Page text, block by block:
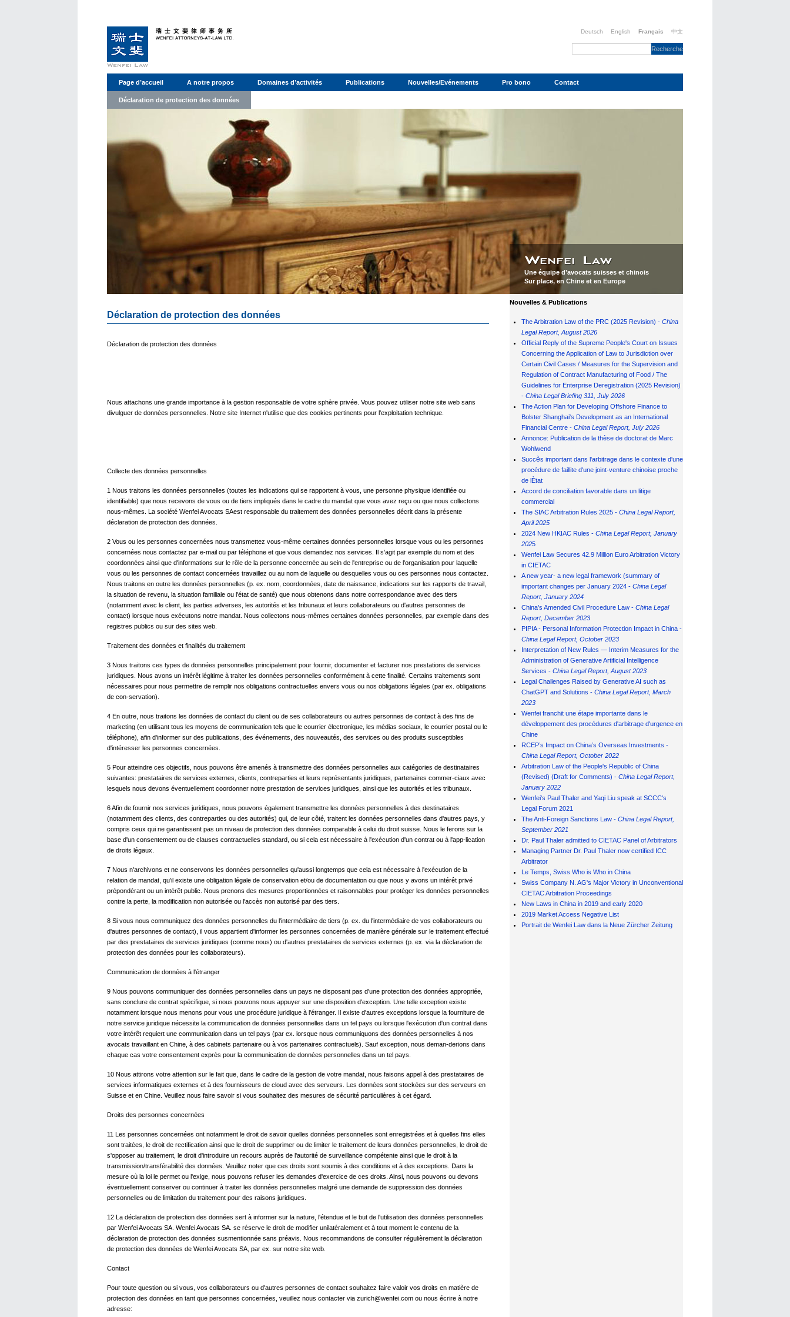
Deutsch English Français 中文
Page d’accueil A notre propos Domaines d’activités Publications Nouvelles/Evénements Pro bono Contact
Déclaration de protection des données
Une équipe d’avocats suisses et chinois
Sur place, en Chine et en Europe
Déclaration de protection des données
Déclaration de protection des données
Nous attachons une grande importance à la gestion responsable de votre sphère privée. Vous pouvez utiliser notre site web sans
divulguer de données personnelles. Notre site Internet n'utilise que des cookies pertinents pour l'exploitation technique.
Collecte des données personnelles
1 Nous traitons les données personnelles (toutes les indications qui se rapportent à vous, une personne physique identifiée ou
identifiable) que nous recevons de vous ou de tiers impliqués dans le cadre du mandat que vous avez reçu ou que nous collectons
nous-mêmes. La société Wenfei Avocats SAest responsable du traitement des données personnelles décrit dans la présente
déclaration de protection des données.
2 Vous ou les personnes concernées nous transmettez vous-même certaines données personnelles lorsque vous ou les personnes
concernées nous contactez par e-mail ou par téléphone et que vous demandez nos services. Il s'agit par exemple du nom et des
coordonnées ainsi que d'informations sur le rôle de la personne concernée au sein de l'entreprise ou de l'organisation pour laquelle
vous ou les personnes de contact concernées travaillez ou au nom de laquelle ou desquelles vous ou ces personnes nous contactez.
Nous traitons en outre les données personnelles (p. ex. nom, coordonnées, date de naissance, indications sur les rapports de travail,
la situation de revenu, la situation familiale ou l'état de santé) que nous obtenons dans notre correspondance avec des tiers
(notamment avec le client, les parties adverses, les autorités et les tribunaux et leurs collaborateurs ou d'autres personnes de
contact) lorsque nous exécutons notre mandat. Nous collectons nous-mêmes certaines données personnelles, par exemple dans des
registres publics ou sur des sites web.
Traitement des données et finalités du traitement
3 Nous traitons ces types de données personnelles principalement pour fournir, documenter et facturer nos prestations de services
juridiques. Nous avons un intérêt légitime à traiter les données personnelles conformément à cette finalité. Certains traitements sont
nécessaires pour nous permettre de remplir nos obligations contractuelles envers vous ou nos obligations légales (par ex. obligations
de con-servation).
4 En outre, nous traitons les données de contact du client ou de ses collaborateurs ou autres personnes de contact à des fins de
marketing (en utilisant tous les moyens de communication tels que le courrier électronique, les médias sociaux, le courrier postal ou le
téléphone), afin d'informer sur des publications, des événements, des nouveautés, des services ou des produits susceptibles
d'intéresser les personnes concernées.
5 Pour atteindre ces objectifs, nous pouvons être amenés à transmettre des données personnelles aux catégories de destinataires
suivantes: prestataires de services externes, clients, contreparties et leurs représentants juridiques, partenaires commer-ciaux avec
lesquels nous devons éventuellement coordonner notre prestation de services juridiques, ainsi que les autorités et les tribunaux.
6 Afin de fournir nos services juridiques, nous pouvons également transmettre les données personnelles à des destinataires
(notamment des clients, des contreparties ou des autorités) qui, de leur côté, traitent les données personnelles dans d'autres pays, y
compris ceux qui ne garantissent pas un niveau de protection des données comparable à celui du droit suisse. Nous le ferons sur la
base d'un consentement ou de clauses contractuelles standard, ou si cela est nécessaire à l'exécution d'un contrat ou à l'app-lication
de droits légaux.
7 Nous n'archivons et ne conservons les données personnelles qu'aussi longtemps que cela est nécessaire à l'exécution de la
relation de mandat, qu'il existe une obligation légale de conservation et/ou de documentation ou que nous y avons un intérêt privé
prépondérant ou un intérêt public. Nous prenons des mesures proportionnées et raisonnables pour protéger les données personnelles
contre la perte, la modification non autorisée ou l'accès non autorisé par des tiers.
8 Si vous nous communiquez des données personnelles du l'intermédiaire de tiers (p. ex. du l'intermédiaire de vos collaborateurs ou
d'autres personnes de contact), il vous appartient d'informer les personnes concernées de manière générale sur le traitement effectué
par des prestataires de services juridiques (comme nous) ou d'autres prestataires de services externes (p. ex. via la déclaration de
protection des données pour les collaborateurs).
Communication de données à l'étranger
9 Nous pouvons communiquer des données personnelles dans un pays ne disposant pas d'une protection des données appropriée,
sans conclure de contrat spécifique, si nous pouvons nous appuyer sur une disposition d'exception. Une telle exception existe
notamment lorsque nous menons pour vous une procédure juridique à l'étranger. Il existe d'autres exceptions lorsque la fourniture de
notre service juridique nécessite la communication de données personnelles dans un tel pays ou lorsque l'exécution d'un contrat dans
votre intérêt requiert une communication dans un tel pays (par ex. lorsque nous communiquons des données personnelles à nos
avocats travaillant en Chine, à des cabinets partenaire ou à vos partenaires contractuels). Sauf exception, nous deman-derions dans
chaque cas votre consentement exprès pour la communication de données personnelles dans un tel pays.
10 Nous attirons votre attention sur le fait que, dans le cadre de la gestion de votre mandat, nous faisons appel à des prestataires de
services informatiques externes et à des fournisseurs de cloud avec des serveurs. Les données sont stockées sur des serveurs en
Suisse et en Chine. Veuillez nous faire savoir si vous souhaitez des mesures de sécurité particulières à cet égard.
Droits des personnes concernées
11 Les personnes concernées ont notamment le droit de savoir quelles données personnelles sont enregistrées et à quelles fins elles
sont traitées, le droit de rectification ainsi que le droit de supprimer ou de limiter le traitement de leurs données personnelles, le droit de
s'opposer au traitement, le droit d'introduire un recours auprès de l'autorité de surveillance compétente ainsi que le droit à la
transmission/transférabilité des données. Veuillez noter que ces droits sont soumis à des conditions et à des exceptions. Dans la
mesure où la loi le permet ou l'exige, nous pouvons refuser les demandes d'exercice de ces droits. Ainsi, nous pouvons ou devons
éventuellement conserver ou continuer à traiter les données personnelles malgré une demande de suppression des données
personnelles ou de limitation du traitement pour des raisons juridiques.
12 La déclaration de protection des données sert à informer sur la nature, l'étendue et le but de l'utilisation des données personnelles
par Wenfei Avocats SA. Wenfei Avocats SA. se réserve le droit de modifier unilatéralement et à tout moment le contenu de la
déclaration de protection des données susmentionnée sans préavis. Nous recommandons de consulter régulièrement la déclaration
de protection des données de Wenfei Avocats SA, par ex. sur notre site web.
Contact
Pour toute question ou si vous, vos collaborateurs ou d'autres personnes de contact souhaitez faire valoir vos droits en matière de
protection des données en tant que personnes concernées, veuillez nous contacter via zurich@wenfei.com ou nous écrire à notre
adresse:
Nouvelles & Publications
The Arbitration Law of the PRC (2025 Revision) - China
Legal Report, August 2026
Official Reply of the Supreme People's Court on Issues
Concerning the Application of Law to Jurisdiction over
Certain Civil Cases / Measures for the Supervision and
Regulation of Contract Manufacturing of Food / The
Guidelines for Enterprise Deregistration (2025 Revision)
- China Legal Briefing 311, July 2026
The Action Plan for Developing Offshore Finance to
Bolster Shanghai's Development as an International
Financial Centre - China Legal Report, July 2026
Annonce: Publication de la thèse de doctorat de Marc
Wohlwend
Succès important dans l'arbitrage dans le contexte d'une
procédure de faillite d'une joint-venture chinoise proche
de lÈtat
Accord de conciliation favorable dans un litige
commercial
The SIAC Arbitration Rules 2025 - China Legal Report,
April 2025
2024 New HKIAC Rules - China Legal Report, January
2025
Wenfei Law Secures 42.9 Million Euro Arbitration Victory
in CIETAC
A new year- a new legal framework (summary of
important changes per January 2024 - China Legal
Report, January 2024
China’s Amended Civil Procedure Law - China Legal
Report, December 2023
PIPIA - Personal Information Protection Impact in China -
China Legal Report, October 2023
Interpretation of New Rules — Interim Measures for the
Administration of Generative Artificial Intelligence
Services - China Legal Report, August 2023
Legal Challenges Raised by Generative AI such as
ChatGPT and Solutions - China Legal Report, March
2023
Wenfei franchit une étape importante dans le
développement des procédures d'arbitrage d'urgence en
Chine
RCEP’s Impact on China’s Overseas Investments -
China Legal Report, October 2022
Arbitration Law of the People's Republic of China
(Revised) (Draft for Comments) - China Legal Report,
January 2022
Wenfei's Paul Thaler and Yaqi Liu speak at SCCC's
Legal Forum 2021
The Anti-Foreign Sanctions Law - China Legal Report,
September 2021
Dr. Paul Thaler admitted to CIETAC Panel of Arbitrators
Managing Partner Dr. Paul Thaler now certified ICC
Arbitrator
Le Temps, Swiss Who is Who in China
Swiss Company N. AG's Major Victory in Unconventional
CIETAC Arbitration Proceedings
New Laws in China in 2019 and early 2020
2019 Market Access Negative List
Portrait de Wenfei Law dans la Neue Zürcher Zeitung